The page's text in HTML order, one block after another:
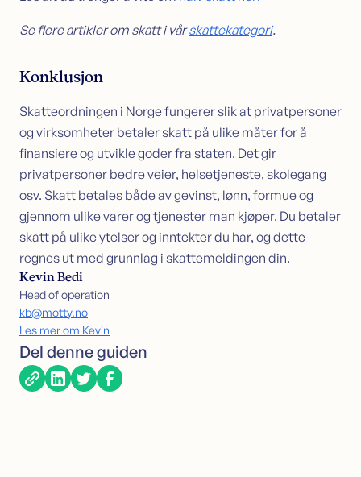
Se flere artikler om skatt i vårskattekategori.
Konklusjon
Skatteordningen i Norge fungerer slik at privatpersoner
og virksomheter betaler skatt på ulike måter for å
finansiere og utvikle goder fra staten. Det gir
privatpersoner bedre veier, helsetjeneste, skolegang
osv. Skatt betales både av gevinst, lønn, formue og
gjennom ulike varer og tjenester man kjøper. Du betaler
skatt på ulike ytelser og inntekter du har, og dette
regnes ut med grunnlag i skattemeldingen din.
Kevin Bedi
Head of operation
kb@motty.no
Les mer om Kevin
Del denne guiden